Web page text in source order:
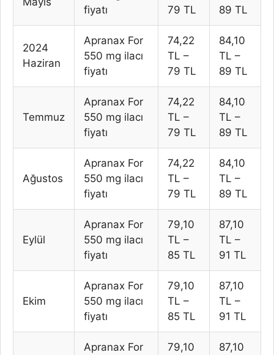
fiyatı
79 TL
89 TL
2024
Haziran
Apranax For
550 mg ilacı
fiyatı
74,22
TL –
79 TL
84,10
TL –
89 TL
Temmuz
Apranax For
550 mg ilacı
fiyatı
74,22
TL –
79 TL
84,10
TL –
89 TL
Ağustos
Apranax For
550 mg ilacı
fiyatı
74,22
TL –
79 TL
84,10
TL –
89 TL
Eylül
Apranax For
550 mg ilacı
fiyatı
79,10
TL –
85 TL
87,10
TL –
91 TL
Ekim
Apranax For
550 mg ilacı
fiyatı
79,10
TL –
85 TL
87,10
TL –
91 TL
Apranax For
79,10
87,10